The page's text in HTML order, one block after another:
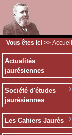
Vous êtes ici >> Accueil
Actualités
jaurésiennes
Société d'études
jaurésiennes
Les Cahiers Jaurès